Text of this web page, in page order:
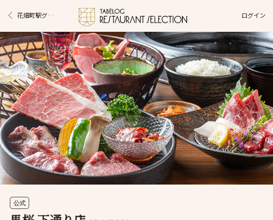
花畑町駅グルメ ログイン
公式